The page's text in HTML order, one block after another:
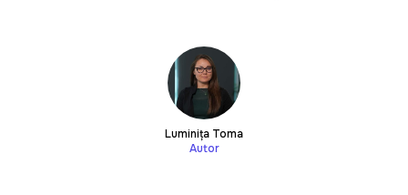
Luminița Toma
Autor